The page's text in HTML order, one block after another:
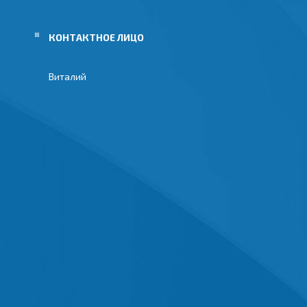
Виталий